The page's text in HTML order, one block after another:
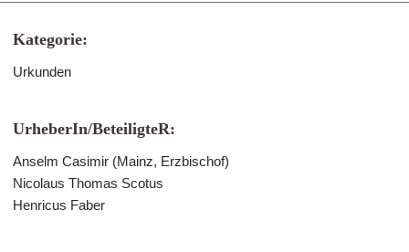
Kategorie:
Urkunden
UrheberIn/BeteiligteR:
Anselm Casimir (Mainz, Erzbischof)
Nicolaus Thomas Scotus
Henricus Faber